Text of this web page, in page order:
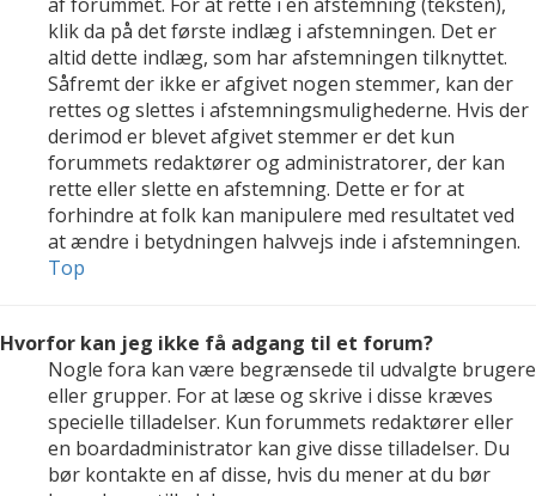
klik da på det første indlæg i afstemningen. Det er
altid dette indlæg, som har afstemningen tilknyttet.
Såfremt der ikke er afgivet nogen stemmer, kan der
rettes og slettes i afstemningsmulighederne. Hvis der
derimod er blevet afgivet stemmer er det kun
forummets redaktører og administratorer, der kan
rette eller slette en afstemning. Dette er for at
forhindre at folk kan manipulere med resultatet ved
at ændre i betydningen halvvejs inde i afstemningen.
Top
Hvorfor kan jeg ikke få adgang til et forum?
Nogle fora kan være begrænsede til udvalgte brugere
eller grupper. For at læse og skrive i disse kræves
specielle tilladelser. Kun forummets redaktører eller
en boardadministrator kan give disse tilladelser. Du
bør kontakte en af disse, hvis du mener at du bør